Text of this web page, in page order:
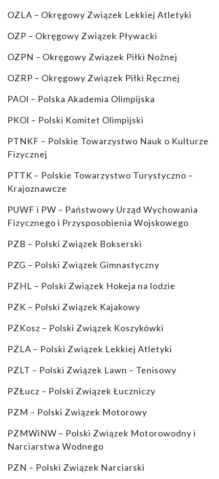
OZLA – Okręgowy Związek Lekkiej Atletyki
OZP – Okręgowy Związek Pływacki
OZPN – Okręgowy Związek Piłki Nożnej
OZRP – Okręgowy Związek Piłki Ręcznej
PAOl – Polska Akademia Olimpijska
PKOl – Polski Komitet Olimpijski
PTNKF – Polskie Towarzystwo Nauk o Kulturze
Fizycznej
PTTK – Polskie Towarzystwo Turystyczno –
Krajoznawcze
PUWF i PW – Państwowy Urząd Wychowania
Fizycznego i Przysposobienia Wojskowego
PZB – Polski Związek Bokserski
PZG – Polski Związek Gimnastyczny
PZHL – Polski Związek Hokeja na lodzie
PZK – Polski Związek Kajakowy
PZKosz – Polski Związek Koszykówki
PZLA – Polski Związek Lekkiej Atletyki
PZLT – Polski Związek Lawn – Tenisowy
PZŁucz – Polski Związek Łuczniczy
PZM – Polski Związek Motorowy
PZMWiNW – Polski Związek Motorowodny i
Narciarstwa Wodnego
PZN – Polski Związek Narciarski